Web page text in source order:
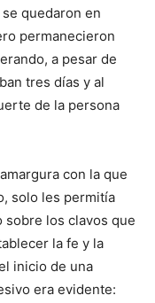
quedaron en
permanecieron
a pesar de
tres días y al
de la persona
con la que
solo les permitía
sobre los clavos que
la fe y la
inicio de una
era evidente: